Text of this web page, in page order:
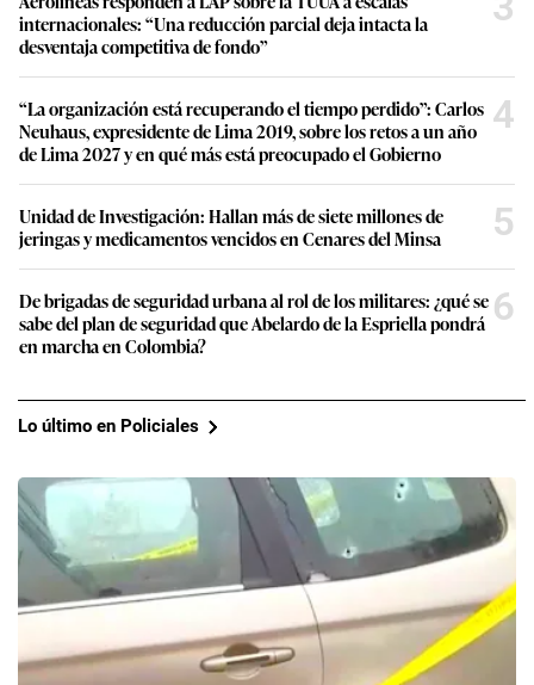
internacionales: “Una reducción parcial deja intacta la
desventaja competitiva de fondo”
“La organización está recuperando el tiempo perdido”: Carlos
Neuhaus, expresidente de Lima 2019, sobre los retos a un año
de Lima 2027 y en qué más está preocupado el Gobierno
4
Unidad de Investigación: Hallan más de siete millones de
jeringas y medicamentos vencidos en Cenares del Minsa
5
De brigadas de seguridad urbana al rol de los militares: ¿qué se
sabe del plan de seguridad que Abelardo de la Espriella pondrá
en marcha en Colombia?
6
Lo último en Policiales